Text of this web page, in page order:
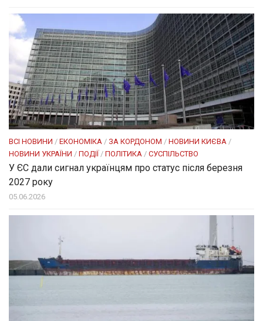
ВСІ НОВИНИ / ЕКОНОМІКА / ЗА КОРДОНОМ / НОВИНИ КИЄВА /
НОВИНИ УКРАЇНИ / ПОДІЇ / ПОЛІТИКА / СУСПІЛЬСТВО
У ЄС дали сигнал українцям про статус після березня
2027 року
05.06.2026